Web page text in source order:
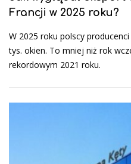
Francji w 2025 roku?
W 2025 roku polscy
tys. okien. To mniej niż rok
rekordowym 2021 roku.